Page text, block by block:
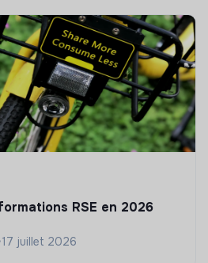
RSE en 2026
17 juillet 2026